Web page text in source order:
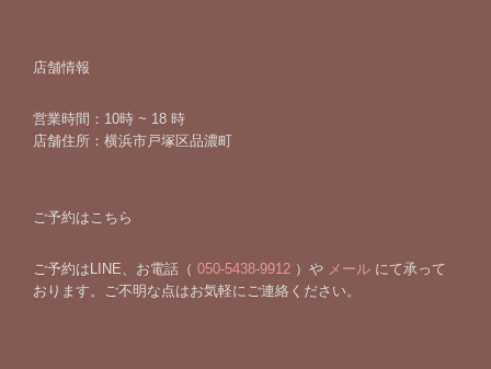
店舗情報
営業時間：10時 ~ 18 時
店舗住所：横浜市戸塚区品濃町
ご予約はこちら
ご予約はLINE、お電話（ 050-5438-9912 ）や メール にて承って
おります。ご不明な点はお気軽にご連絡ください。